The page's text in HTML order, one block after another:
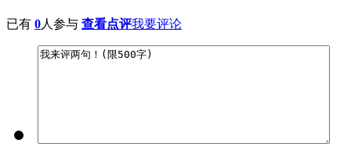
已有 0人参与 查看点评我要评论